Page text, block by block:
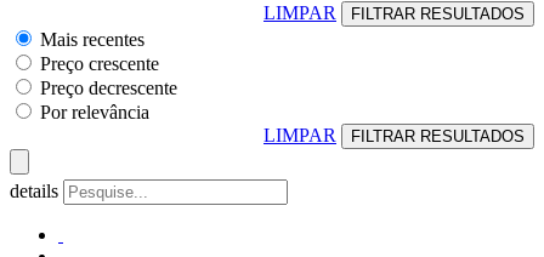
LIMPAR
Mais recentes
Preço crescente
Preço decrescente
Por relevância
LIMPAR
details